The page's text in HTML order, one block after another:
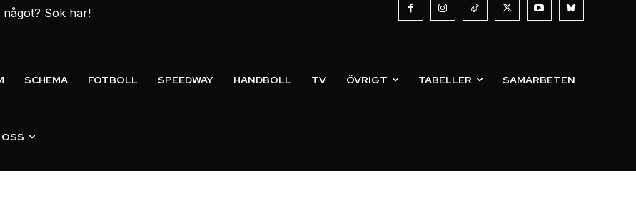
Sök här!
SCHEMA FOTBOLL SPEEDWAY HANDBOLL TV ÖVRIGT TABELLER SAMARBETEN